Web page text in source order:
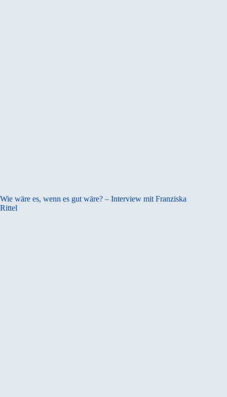
Wie wäre es, wenn es gut wäre? – Interview mit Franziska
Rittel